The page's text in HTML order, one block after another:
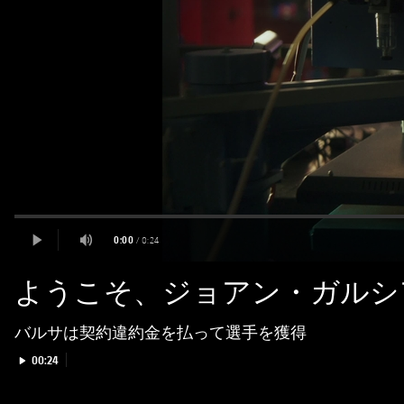
ようこそ、ジョアン・ガル
バルサは契約違約金を払って選手を獲得
Play video
00:24